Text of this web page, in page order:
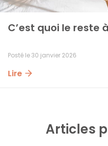
C’est quoi le reste
Posté le30 janvier 2026
Lire
Articles